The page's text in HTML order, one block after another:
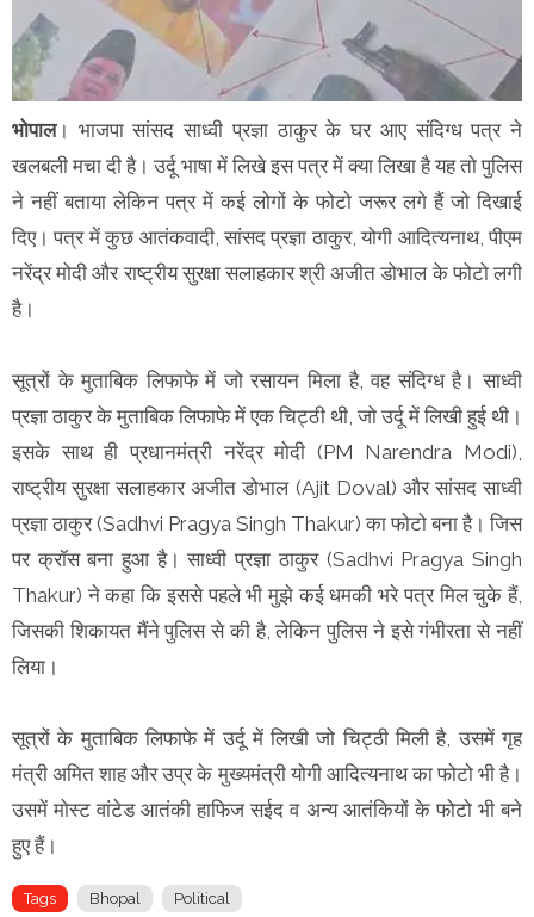
भोपाल। भाजपा सांसद साध्वी प्रज्ञा ठाकुर के घर आए संदिग्ध पत्र ने
खलबली मचा दी है। उर्दू भाषा में लिखे इस पत्र में क्या लिखा है यह तो पुलिस
ने नहीं बताया लेकिन पत्र में कई लोगों के फोटो जरूर लगे हैं जो दिखाई
दिए। पत्र में कुछ आतंकवादी, सांसद प्रज्ञा ठाकुर, योगी आदित्यनाथ, पीएम
नरेंद्र मोदी और राष्ट्रीय सुरक्षा सलाहकार श्री अजीत डोभाल के फोटो लगी
है।
सूत्रों के मुताबिक लिफाफे में जो रसायन मिला है, वह संदिग्ध है। साध्वी
प्रज्ञा ठाकुर के मुताबिक लिफाफे में एक चिट्ठी थी, जो उर्दू में लिखी हुई थी।
इसके साथ ही प्रधानमंत्री नरेंद्र मोदी (PM Narendra Modi),
राष्ट्रीय सुरक्षा सलाहकार अजीत डोभाल (Ajit Doval) और सांसद साध्वी
प्रज्ञा ठाकुर (Sadhvi Pragya Singh Thakur) का फोटो बना है। जिस
पर क्रॉस बना हुआ है। साध्वी प्रज्ञा ठाकुर (Sadhvi Pragya Singh
Thakur) ने कहा कि इससे पहले भी मुझे कई धमकी भरे पत्र मिल चुके हैं,
जिसकी शिकायत मैंने पुलिस से की है, लेकिन पुलिस ने इसे गंभीरता से नहीं
लिया।
सूत्रों के मुताबिक लिफाफे में उर्दू में लिखी जो चिट्ठी मिली है, उसमें गृह
मंत्री अमित शाह और उप्र के मुख्यमंत्री योगी आदित्यनाथ का फोटो भी है।
उसमें मोस्ट वांटेड आतंकी हाफिज सईद व अन्य आतंकियों के फोटो भी बने
हुए हैं।
Tags Bhopal Political